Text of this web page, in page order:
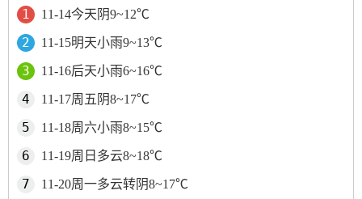
11-14今天阴9~12℃
11-15明天小雨9~13℃
11-16后天小雨6~16℃
11-17周五阴8~17℃
11-18周六小雨8~15℃
11-19周日多云8~18℃
11-20周一多云转阴8~17℃